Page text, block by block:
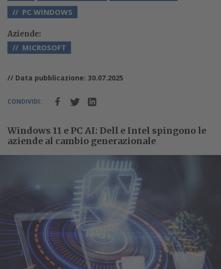
PC WINDOWS
Aziende:
MICROSOFT
// Data pubblicazione: 30.07.2025
CONDIVIDI:
Windows 11 e PC AI: Dell e Intel spingono le
aziende al cambio generazionale